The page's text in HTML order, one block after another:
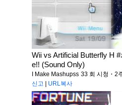
Wii vs Artificial Butterfly H
e!! (Sound Only)
I Make Mashupss 33 회 시청・2
신고
URL복사